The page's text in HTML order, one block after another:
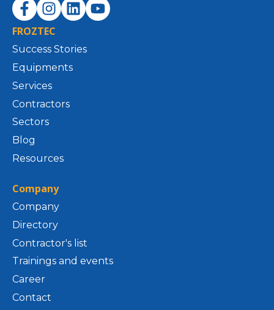
FROZTEC
Success Stories
Equipments
Services
Contractors
Sectors
Blog
Resources
Company
Company
Directory
Contractor's list
Trainings and events
Career
Contact